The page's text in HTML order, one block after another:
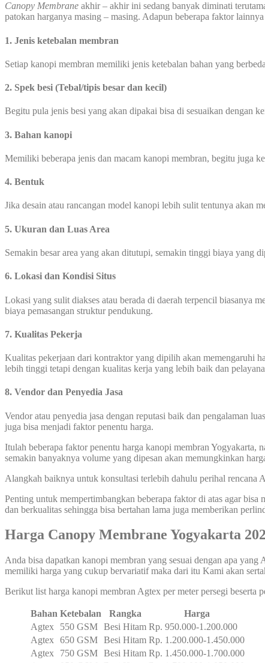
Canopy Membrane akhir – akhir ini sedang banyak diminati
patokan harganya masing – masing. Adapun beberapa faktor lainnya
1. Jenis ketebalan membran
Setiap kanopi membran memiliki jenis ketebalan bahan yang
2. Spek besi (Tebal/tipis besar dan kecil)
Begitu pula jenis besi yang akan dipakai bisa di sesuaikan dengan
3. Bahan kanopi
Memiliki beberapa jenis dan macam kanopi membran, begitu juga
4. Bentuk
Jika desain atau rancangan model kanopi lebih sulit tentunya akan
5. Ukuran dan Luas Area
Semakin besar area yang akan ditutupi, semakin tinggi biaya yang
6. Lokasi dan Kondisi Situs
Lokasi yang sulit diakses atau berada di daerah terpencil biasanya
biaya pemasangan struktur pendukung.
7. Kualitas Pekerja
Kualitas pekerjaan dari kontraktor yang dipilih akan memengaruhi
lebih tinggi tetapi dengan kualitas kerja yang lebih baik dan
8. Vendor dan Penyedia Jasa
Vendor atau penyedia jasa dengan reputasi baik dan pengalaman
juga bisa menjadi faktor penentu harga.
Itulah beberapa faktor penentu harga kanopi membran Yogyakarta,
semakin banyaknya volume yang dipesan akan memungkinkan
Alangkah baiknya untuk konsultasi terlebih dahulu perihal rencana
Penting untuk mempertimbangkan beberapa faktor di atas agar
dan berkualitas sehingga bisa bertahan lama juga memberikan
Harga Canopy Membrane Yogyakarta
Anda bisa dapatkan kanopi membran yang sesuai dengan apa
memiliki harga yang cukup bervariatif maka dari itu Kami akan
Berikut list harga kanopi membran Agtex per meter persegi beserta
Bahan Ketebalan Rangka
Harga
Agtex
550 GSM Besi Hitam Rp. 950.000-1.200.000
Agtex
650 GSM Besi Hitam Rp. 1.200.000-1.450.000
Agtex
750 GSM Besi Hitam Rp. 1.450.000-1.700.000